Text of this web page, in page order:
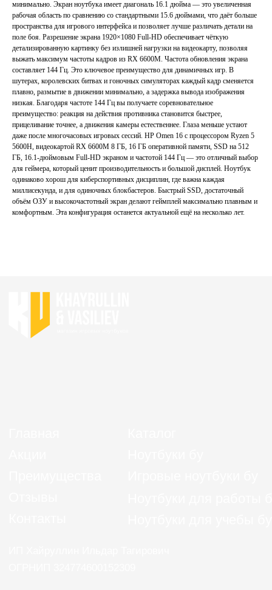
минимально. Экран ноутбука имеет диагональ 16.1 дюйма — это увеличенная
рабочая область по сравнению со стандартными 15.6 дюймами, что даёт больше
пространства для игрового интерфейса и позволяет лучше различать детали на
поле боя. Разрешение экрана 1920×1080 Full-HD обеспечивает чёткую
детализированную картинку без излишней нагрузки на видеокарту, позволяя
выжать максимум частоты кадров из RX 6600M. Частота обновления экрана
составляет 144 Гц. Это ключевое преимущество для динамичных игр. В
шутерах, королевских битвах и гоночных симуляторах каждый кадр сменяется
плавно, размытие в движении минимально, а задержка вывода изображения
низкая. Благодаря частоте 144 Гц вы получаете соревновательное
преимущество: реакция на действия противника становится быстрее,
прицеливание точнее, а движения камеры естественнее. Глаза меньше устают
даже после многочасовых игровых сессий. HP Omen 16 с процессором Ryzen 5
5600H, видеокартой RX 6600M 8 ГБ, 16 ГБ оперативной памяти, SSD на 512
ГБ, 16.1-дюймовым Full-HD экраном и частотой 144 Гц — это отличный выбор
для геймера, который ценит производительность и большой дисплей. Ноутбук
одинаково хорош для киберспортивных дисциплин, где важна каждая
миллисекунда, и для одиночных блокбастеров. Быстрый SSD, достаточный
объём ОЗУ и высокочастотный экран делают геймплей максимально плавным и
комфортным. Эта конфигурация останется актуальной ещё на несколько лет.
Политика конфиденциальности
ИП Хайруллин Ильдар Тагирович
ОГРНИП 324774600152309
Главная
Акции
Контакты
Преимущества
Отзывы
Каталог
Ноутбуки бу
Игровые ноутбуки бу
Ноутбуки для работы бу
Ноутбуки для учебы бу